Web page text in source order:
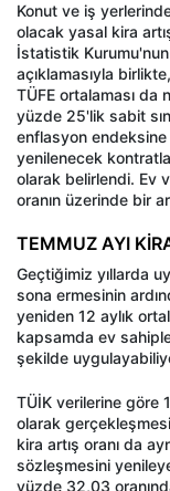
Konut ve iş
olacak yasal kira
İstatistik Kurumu'nun
açıklamasıyla
TÜFE ortalaması da
yüzde 25'lik sabit
enflasyon endeksine
yenilenecek
olarak belirlendi. Ev
oranın üzerinde bir
TEMMUZ AYI
Geçtiğimiz yıllarda
sona ermesinin
yeniden 12 aylık
kapsamda ev
şekilde
TÜİK verilerine göre
olarak
kira artış oranı da
sözleşmesini
yüzde 32,03